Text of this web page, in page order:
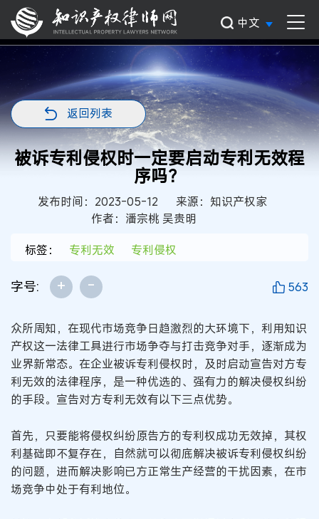
中文
返回列表
被诉专利侵权时一定要启动专利无效程
序吗？
发布时间：2023-05-12
来源：知识产权家
作者：潘宗桃 吴贵明
标签：
专利无效 专利侵权
字号: + - 563
众所周知，在现代市场竞争日趋激烈的大环境下，利用知识
产权这一法律工具进行市场争夺与打击竞争对手，逐渐成为
业界新常态。在企业被诉专利侵权时，及时启动宣告对方专
利无效的法律程序，是一种优选的、强有力的解决侵权纠纷
的手段。宣告对方专利无效有以下三点优势。
首先，只要能将侵权纠纷原告方的专利权成功无效掉，其权
利基础即不复存在，自然就可以彻底解决被诉专利侵权纠纷
的问题，进而解决影响已方正常生产经营的干扰因素，在市
场竞争中处于有利地位。